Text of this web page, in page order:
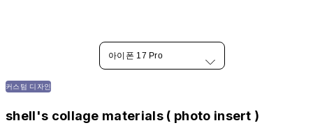
아이폰 17 Pro
커스텀 디자인
shell's collage materials ( photo insert )